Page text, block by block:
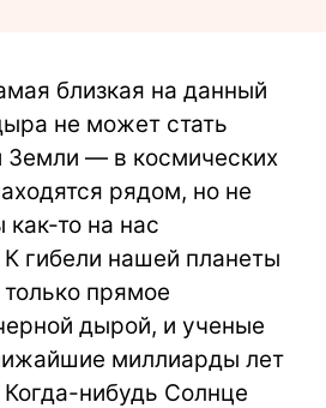
близкая на данный
не может стать
Земли — в космических
рядом, но не
как-то на нас
К гибели нашей планеты
прямое
дырой, и ученые
миллиарды лет
нибудь Солнце